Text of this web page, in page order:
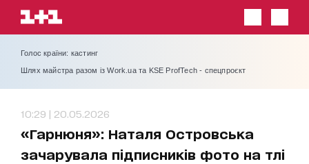
Голос країни: кастинг
Шлях майстра разом із Work.ua та KSE ProfTech - спецпроєкт
10:29 | 20.05.2026
«Гарнюня»: Наталя Островська
зачарувала підписників фото на тлі